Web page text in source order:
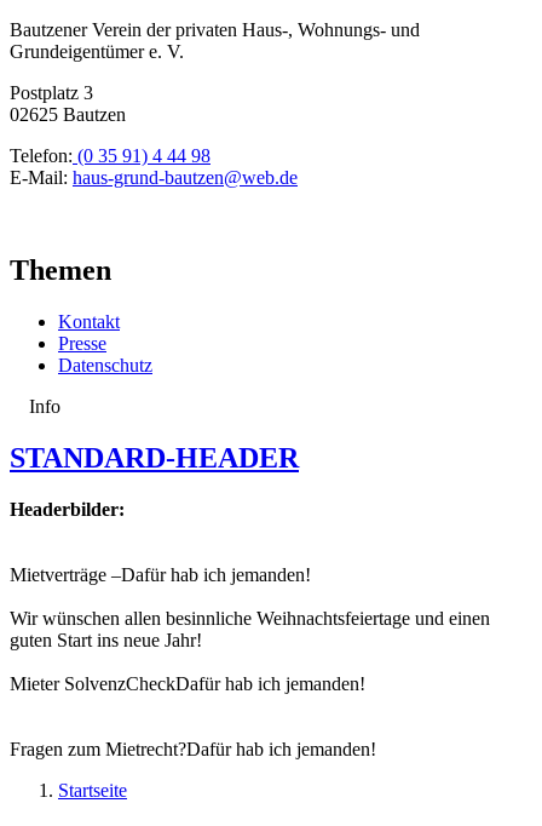
Bautzener Verein der privaten Haus-, Wohnungs- und
Grundeigentümer e. V.
Postplatz 3
02625 Bautzen
Telefon: (0 35 91) 4 44 98
E-Mail: haus-grund-bautzen@web.de
Themen
Kontakt
Presse
Datenschutz
Info
STANDARD-HEADER
Headerbilder:
Mietverträge –Dafür hab ich jemanden!
Wir wünschen allen besinnliche Weihnachtsfeiertage und einen
guten Start ins neue Jahr!
Mieter SolvenzCheckDafür hab ich jemanden!
Fragen zum Mietrecht?Dafür hab ich jemanden!
Startseite